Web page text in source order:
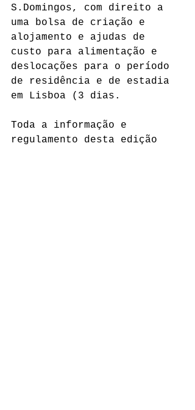
S.Domingos, com direito a
uma bolsa de criação e
alojamento e ajudas de
custo para alimentação e
deslocações para o período
de residência e de estadia
em Lisboa (3 dias.
Toda a informação e
regulamento desta edição